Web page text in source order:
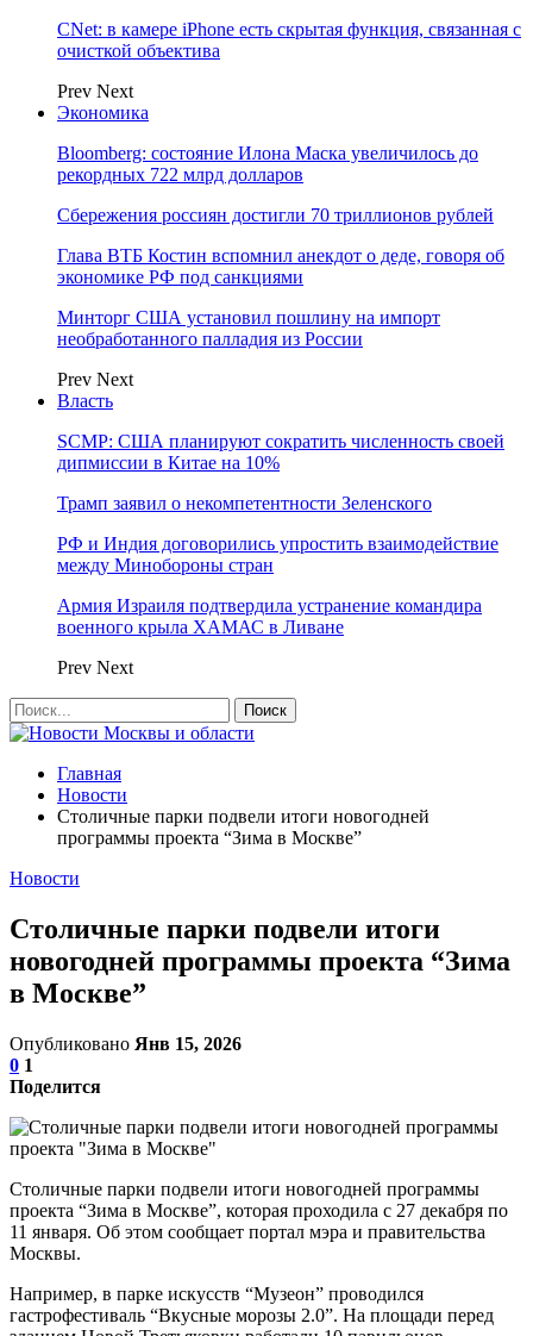
CNet: в камере iPhone есть скрытая функция, связанная с
очисткой объектива
Prev Next
Экономика
Bloomberg: состояние Илона Маска увеличилось до
рекордных 722 млрд долларов
Сбережения россиян достигли 70 триллионов рублей
Глава ВТБ Костин вспомнил анекдот о деде, говоря об
экономике РФ под санкциями
Минторг США установил пошлину на импорт
необработанного палладия из России
Prev Next
Власть
SCMP: США планируют сократить численность своей
дипмиссии в Китае на 10%
Трамп заявил о некомпетентности Зеленского
РФ и Индия договорились упростить взаимодействие
между Минобороны стран
Армия Израиля подтвердила устранение командира
военного крыла ХАМАС в Ливане
Prev Next
Главная
Новости
Столичные парки подвели итоги новогодней
программы проекта “Зима в Москве”
Новости
Столичные парки подвели итоги
новогодней программы проекта “Зима
в Москве”
Опубликовано Янв 15, 2026
0 1
Поделится
Столичные парки подвели итоги новогодней программы
проекта “Зима в Москве”, которая проходила с 27 декабря по
11 января. Об этом сообщает портал мэра и правительства
Москвы.
Например, в парке искусств “Музеон” проводился
гастрофестиваль “Вкусные морозы 2.0”. На площади перед